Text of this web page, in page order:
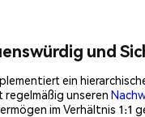
und
ein
regelmäßig unseren
im Verhältnis 1:1